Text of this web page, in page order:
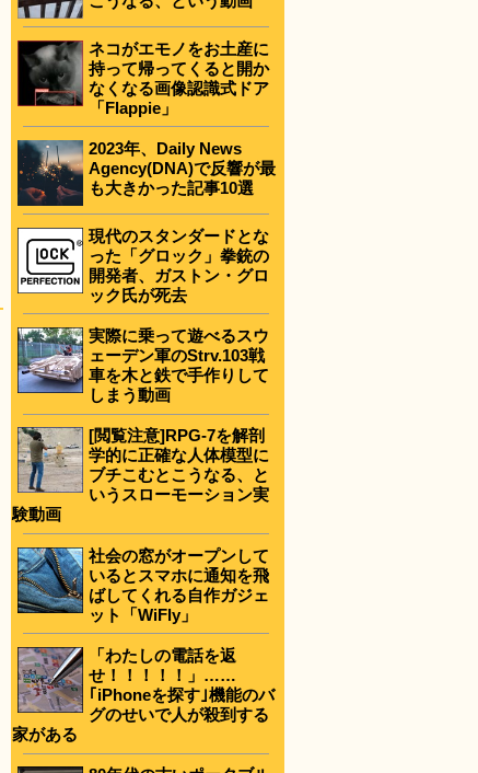
ネコがエモノをお土産に
持って帰ってくると開か
なくなる画像認識式ドア
「Flappie」
2023年、Daily News
Agency(DNA)で反響が最
も大きかった記事10選
現代のスタンダードとな
った「グロック」拳銃の
開発者、ガストン・グロ
ック氏が死去
実際に乗って遊べるスウ
ェーデン軍のStrv.103戦
車を木と鉄で手作りして
しまう動画
[閲覧注意]RPG-7を解剖
学的に正確な人体模型に
ブチこむとこうなる、と
いうスローモーション実
験動画
社会の窓がオープンして
いるとスマホに通知を飛
ばしてくれる自作ガジェ
ット「WiFly」
「わたしの電話を返
せ！！！！！」……
｢iPhoneを探す｣機能のバ
グのせいで人が殺到する
家がある